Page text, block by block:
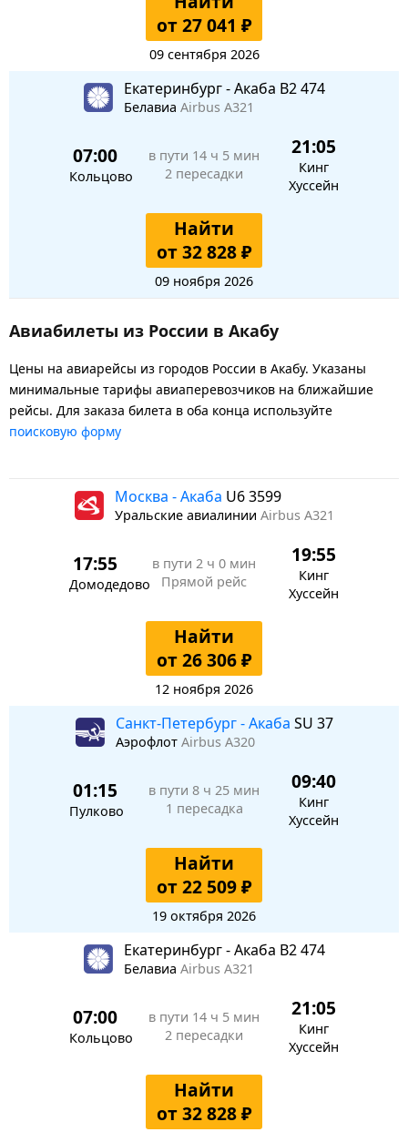
от 27 041 ₽
09 сентября 2026
Екатеринбург - Акаба B2 474
Белавиа Airbus A321
07:00
Кольцово
в пути 14 ч 5 мин
2 пересадки
21:05
Кинг
Хуссейн
Найти
от 32 828 ₽
09 ноября 2026
Авиабилеты из России в Акабу
Цены на авиарейсы из городов России в Акабу. Указаны
минимальные тарифы авиаперевозчиков на ближайшие
рейсы. Для заказа билета в оба конца используйте
поисковую форму
Москва - Акаба U6 3599
Уральские авиалинии Airbus A321
17:55
Домодедово
в пути 2 ч 0 мин
Прямой рейс
19:55
Кинг
Хуссейн
Найти
от 26 306 ₽
12 ноября 2026
Санкт-Петербург - Акаба SU 37
Аэрофлот Airbus A320
01:15
Пулково
в пути 8 ч 25 мин
1 пересадка
09:40
Кинг
Хуссейн
Найти
от 22 509 ₽
19 октября 2026
Екатеринбург - Акаба B2 474
Белавиа Airbus A321
07:00
Кольцово
в пути 14 ч 5 мин
2 пересадки
21:05
Кинг
Хуссейн
Найти
от 32 828 ₽